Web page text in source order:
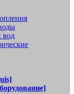
вод